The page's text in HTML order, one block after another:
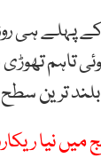
ریکارڈ قائم ،